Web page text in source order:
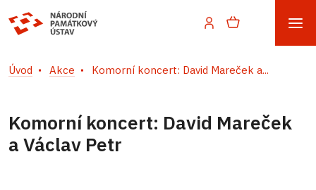
Úvod Akce Komorní koncert: David Mareček a...
Komorní koncert: David Mareček
a Václav Petr